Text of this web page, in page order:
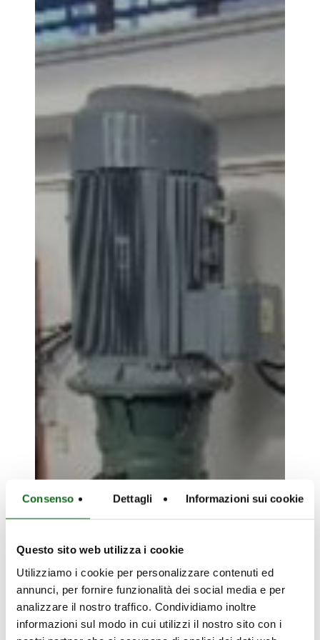
Consenso Dettagli Informazioni sui cookie
Questo sito web utilizza i cookie
Utilizziamo i cookie per personalizzare contenuti ed
annunci, per fornire funzionalità dei social media e per
analizzare il nostro traffico. Condividiamo inoltre
informazioni sul modo in cui utilizzi il nostro sito con i